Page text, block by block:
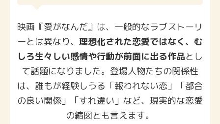
映画『愛がなんだ』は、一般的なラブストーリ
ーとは異なり、 理想化された恋愛ではなく、む
しろ生々しい感情や行動が前面に出る作品とし
て話題になりました。登場人物たちの関係性
は、誰もが経験しうる「報われない恋」「都合
の良い関係」「すれ違い」など、現実的な恋愛
の縮図とも言えます。